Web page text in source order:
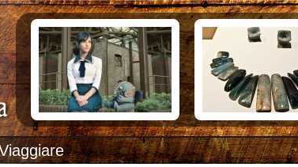
Documenti necessari per trasferirsi
Italiani in Costa Rica
L’ambasciata italiana
Opportunità lavorative